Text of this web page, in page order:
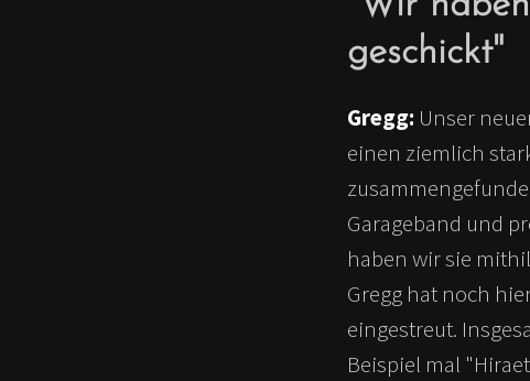
geschickt"
Gregg: Unser
einen ziemlich
Garageband und
haben wir sie
Gregg hat noch
eingestreut.
Beispiel mal